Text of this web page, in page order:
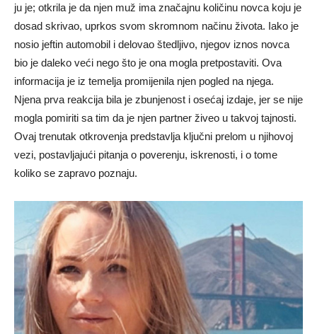
ju je; otkrila je da njen muž ima značajnu količinu novca koju je
dosad skrivao, uprkos svom skromnom načinu života. Iako je
nosio jeftin automobil i delovao štedljivo, njegov iznos novca
bio je daleko veći nego što je ona mogla pretpostaviti. Ova
informacija je iz temelja promijenila njen pogled na njega.
Njena prva reakcija bila je zbunjenost i osećaj izdaje, jer se nije
mogla pomiriti sa tim da je njen partner živeo u takvoj tajnosti.
Ovaj trenutak otkrovenja predstavlja ključni prelom u njihovoj
vezi, postavljajući pitanja o poverenju, iskrenosti, i o tome
koliko se zapravo poznaju.